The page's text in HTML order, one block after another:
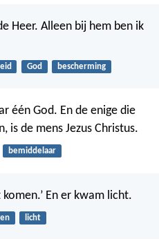
Heer. Alleen bij hem ben ik
God bescherming
één God. En de enige die
is de mens Jezus Christus.
bemiddelaar
En er kwam licht.
licht